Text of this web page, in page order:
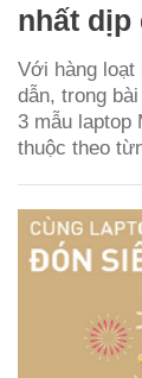
nhất dịp
Với hàng
dẫn, trong
3 mẫu laptop
thuộc theo